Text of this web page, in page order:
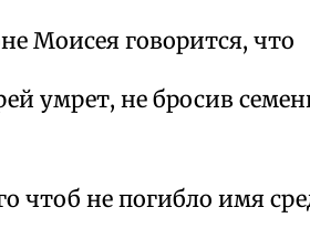
Моисея говорится, что
умрет, не бросив
чтоб не погибло имя